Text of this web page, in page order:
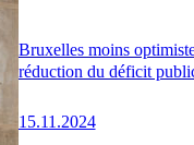
Bruxelles moins
réduction du déficit
15.11.2024